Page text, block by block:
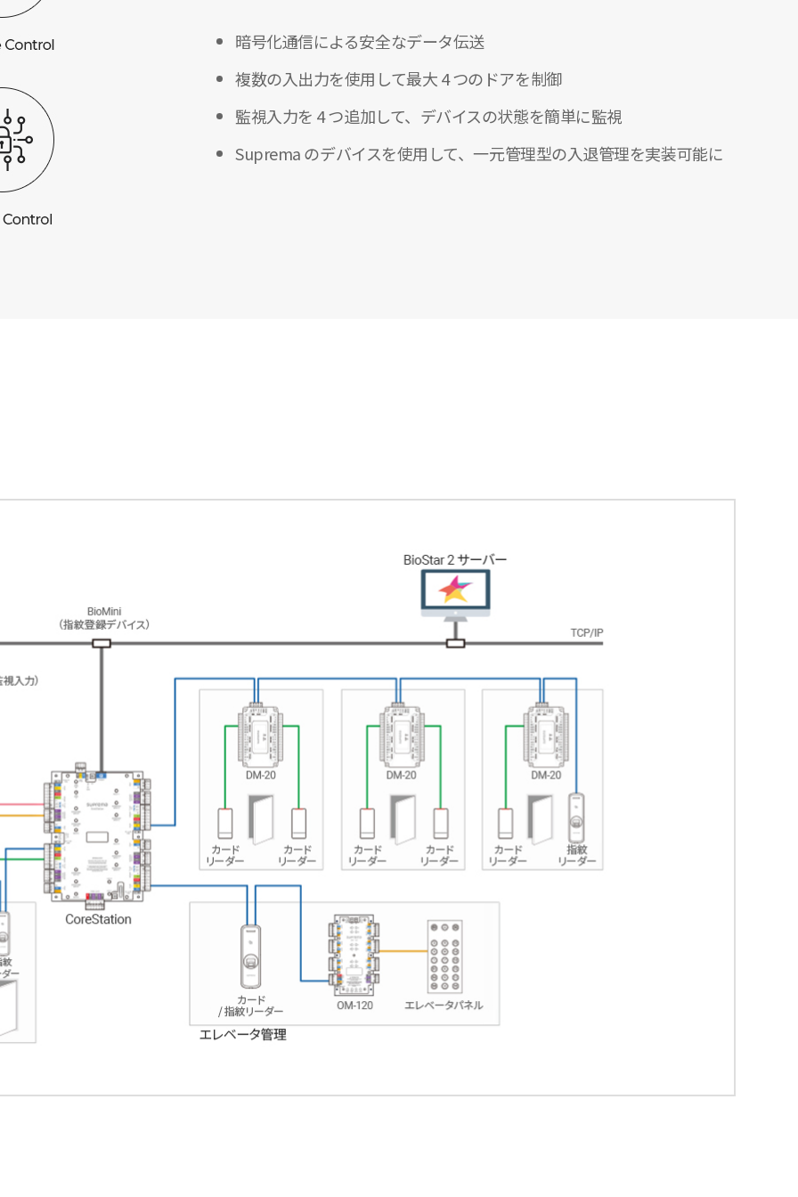
暗号化通信による安全なデータ伝送
複数の入出力を使用して最大 4 つのドアを制御
監視入力を 4 つ追加して、デバイスの状態を簡単に監視
Suprema のデバイスを使用して、一元管理型の入退管理を実装可能に